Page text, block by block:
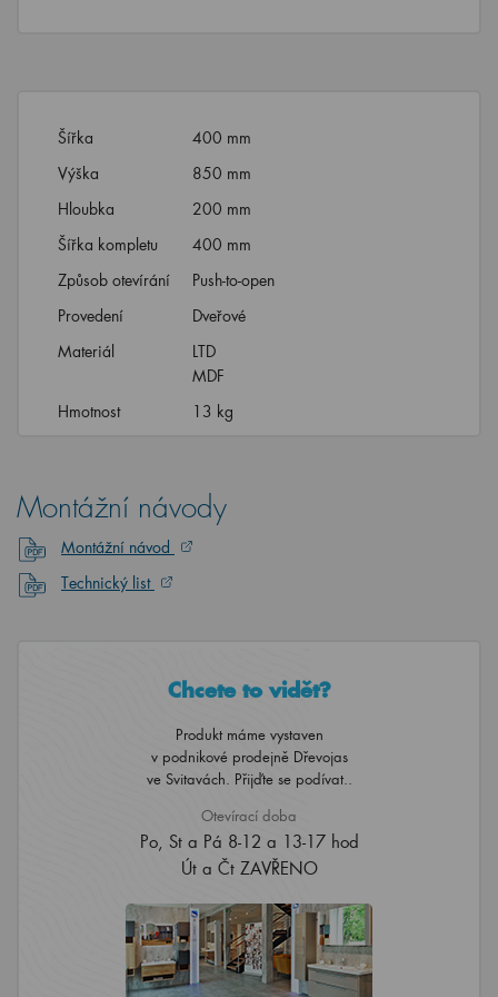
Šířka
400 mm
Výška
850 mm
Hloubka
200 mm
Šířka kompletu
400 mm
Způsob otevírání
Push-to-open
Provedení
Dveřové
Materiál
LTD
MDF
Hmotnost
13 kg
Montážní návody
Montážní návod
Technický list
Chcete to vidět?
Produkt máme vystaven
v podnikové prodejně Dřevojas
ve Svitavách. Přijďte se podívat..
Otevírací doba
Po, St a Pá 8-12 a 13-17 hod
Út a Čt ZAVŘENO